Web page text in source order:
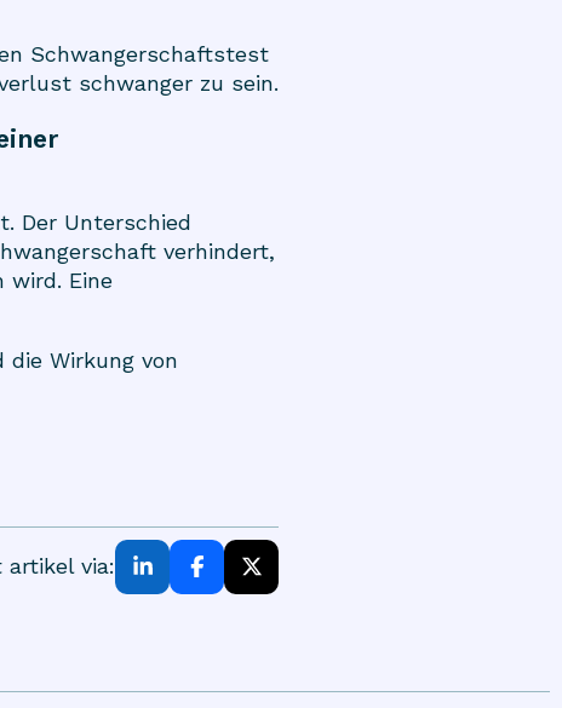
Schwangerschaftstest
schwanger zu sein.
Der Unterschied
verhindert,
wird. Eine
Wirkung von
artikel via: